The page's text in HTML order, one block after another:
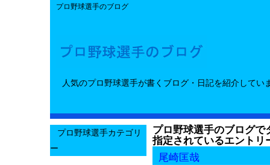
プロ野球選手のブログ
人気のプロ野球選手が書くブログ・日記を紹介してい
プロ野球選手カテゴリ
ー
プロ野球選手のブログ
指定されているエントリ
尾崎匡哉